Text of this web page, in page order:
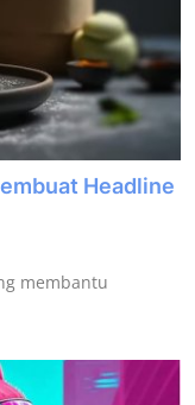
Headline
membantu